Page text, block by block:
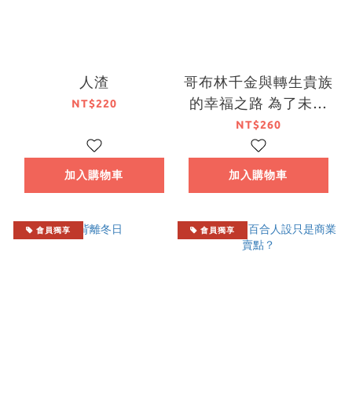
人渣
NT$220
加入購物車
哥布林千金與轉生貴族
的幸福之路 為了未婚
妻竭盡所能運用前世知
識 (2)
NT$260
加入購物車
會員獨享 會員獨享